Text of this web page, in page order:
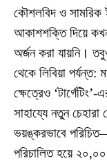
কৌশলবিদ ও সামরিক
আকাশশক্তি দিয়ে
অর্জন করা যায়নি।
থেকে লিবিয়া পর্যন্ত:
ক্ষেত্রেও
সাহায্যে নতুন
ভয়ঙ্করভাবে
পরিচালিত হয়ে